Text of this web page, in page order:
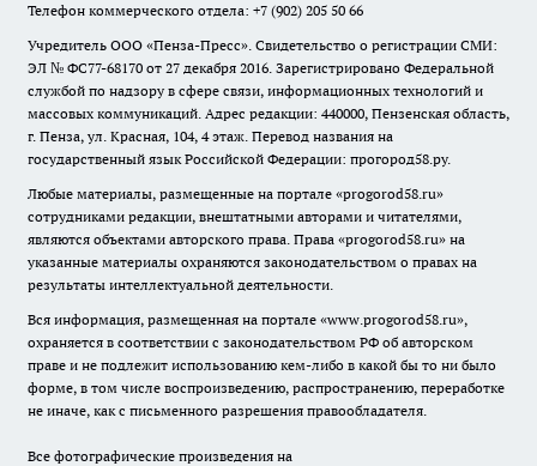
Телефон коммерческого отдела: +7 (902) 205 50 66
Учредитель ООО «Пенза-Пресс». Свидетельство о регистрации СМИ:
ЭЛ № ФС77-68170 от 27 декабря 2016. Зарегистрировано Федеральной
службой по надзору в сфере связи, информационных технологий и
массовых коммуникаций. Адрес редакции: 440000, Пензенская область,
г. Пенза, ул. Красная, 104, 4 этаж. Перевод названия на
государственный язык Российской Федерации: прогород58.ру.
Любые материалы, размещенные на портале «progorod58.ru»
сотрудниками редакции, внештатными авторами и читателями,
являются объектами авторского права. Права «progorod58.ru» на
указанные материалы охраняются законодательством о правах на
результаты интеллектуальной деятельности.
Вся информация, размещенная на портале «www.progorod58.ru»,
охраняется в соответствии с законодательством РФ об авторском
праве и не подлежит использованию кем-либо в какой бы то ни было
форме, в том числе воспроизведению, распространению, переработке
не иначе, как с письменного разрешения правообладателя.
Все фотографические произведения на